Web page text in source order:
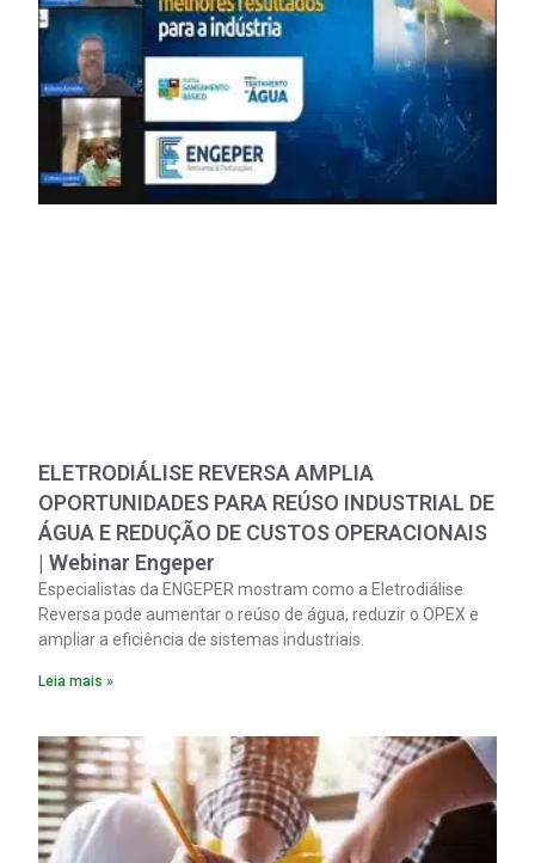
ELETRODIÁLISE REVERSA AMPLIA
OPORTUNIDADES PARA REÚSO INDUSTRIAL DE
ÁGUA E REDUÇÃO DE CUSTOS OPERACIONAIS
| Webinar Engeper
Especialistas da ENGEPER mostram como a Eletrodiálise
Reversa pode aumentar o reúso de água, reduzir o OPEX e
ampliar a eficiência de sistemas industriais.
Leia mais »